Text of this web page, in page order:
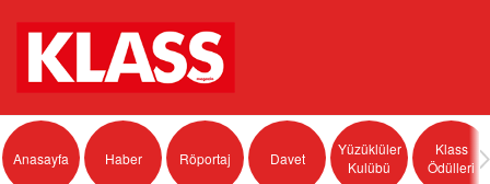
Anasayfa Haber Röportaj Davet
Yüzüklüler
Kulübü
Klass
Ödülleri